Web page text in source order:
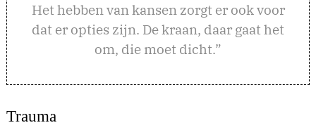
Het hebben van kansen zorgt er ook voor
dat er opties zijn. De kraan, daar gaat het
om, die moet dicht.”
Trauma